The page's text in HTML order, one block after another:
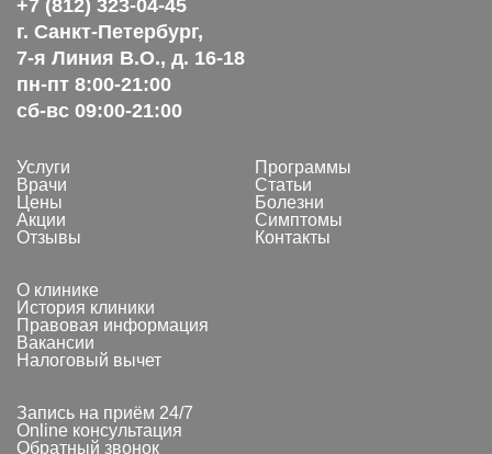
+7 (812) 323-04-45
г. Санкт-Петербург,
7-я Линия В.О., д. 16-18
пн-пт 8:00-21:00
сб-вс 09:00-21:00
Услуги
Врачи
Цены
Акции
Отзывы
Программы
Статьи
Болезни
Симптомы
Контакты
О клинике
История клиники
Правовая информация
Вакансии
Налоговый вычет
Запись на приём 24/7
Online консультация
Обратный звонок